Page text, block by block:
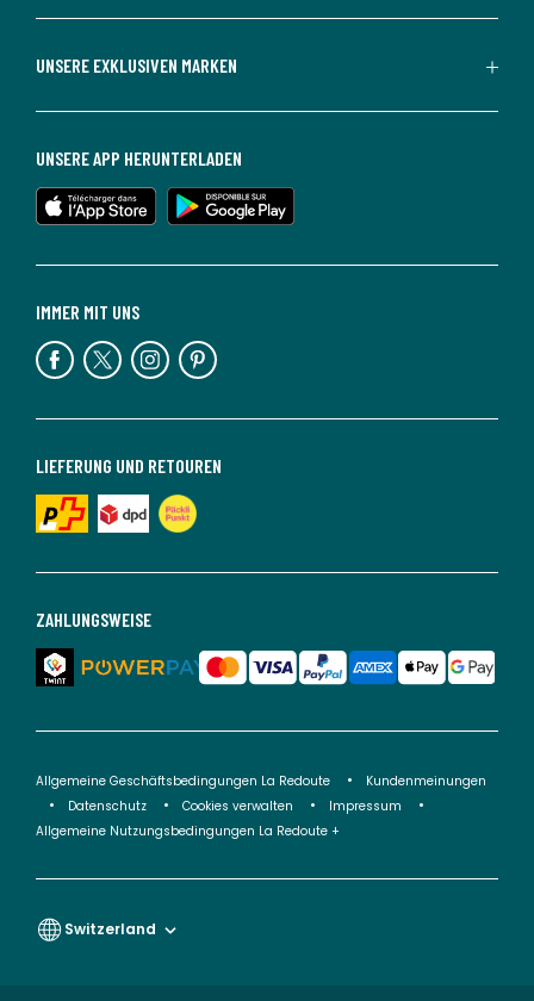
UNSERE EXKLUSIVEN MARKEN
ZAHLUNGSWEISE
LIEFERUNG UND RETOUREN
IMMER MIT UNS
UNSERE APP HERUNTERLADEN
Allgemeine Geschäftsbedingungen La Redoute
Kundenmeinungen
Datenschutz
Cookies verwalten
Impressum
Allgemeine Nutzungsbedingungen La Redoute +
Switzerland